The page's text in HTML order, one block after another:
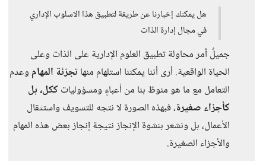
هل يمكنك إخبارنا عن طريقة لتطبيق هذا الاسلوب الإداري
في مجال إدارة الذات
جميلٌ أمر محاولة تطبيق العلوم الإدارية على الذات وعلى
الحياة الواقعية. أرى أننا يمكننا استلهام منهاتجزئة المهام وعدم
التعامل مع ما هو منوطٌ بنا من أعباءٍ ومسؤولياتككل، بل
كأجزاء صغيرة، فبهذه الصورة لا نتجه للتسويف واستثقال
الأعمال، بل ونشعر بنشوة الإنجاز نتيجة إنجاز بعض هذه المهام
والأجزاء الصغيرة.